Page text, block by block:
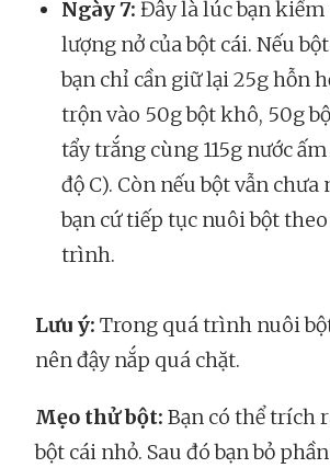
Ngày 7: Đây là lúc bạn
lượng nở của bột cái. Nếu
bạn chỉ cần giữ lại 25g hỗn
trộn vào 50g bột khô, 50g
tẩy trắng cùng 115g nước
độ C). Còn nếu bột vẫn chưa
bạn cứ tiếp tục nuôi bột
trình.
Lưu ý: Trong quá trình nuôi
nên đậy nắp quá chặt.
Mẹo thử bột: Bạn có thể trích
bột cái nhỏ. Sau đó bạn bỏ